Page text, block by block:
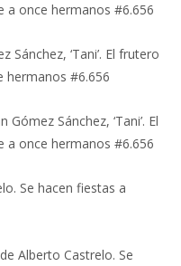
a once hermanos #6.656
Sánchez, ‘Tani’. El frutero
hermanos #6.656
Gómez Sánchez, ‘Tani’. El
a once hermanos #6.656
Se hacen fiestas a
Alberto Castrelo. Se